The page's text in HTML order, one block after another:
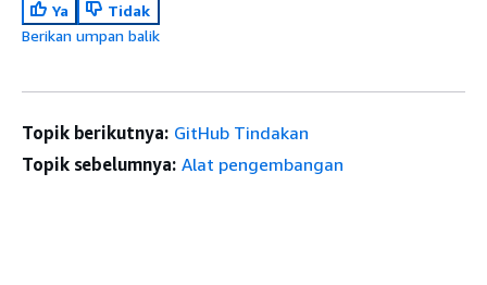
Ya
Tidak
Berikan umpan balik
Topik berikutnya: GitHub Tindakan
Topik sebelumnya: Alat pengembangan